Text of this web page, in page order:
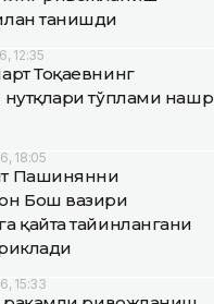
танишди
12:35
Тоқаевнинг
нутқлари тўплами нашр
18:05
Пашинянни
Бош вазири
қайта тайинлангани
15:33